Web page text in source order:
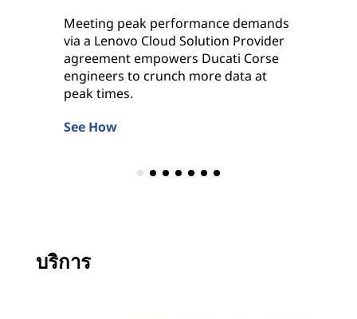
Meeting peak performance demands
via a Lenovo Cloud Solution Provider
agreement empowers Ducati Corse
engineers to crunch more data at
peak times.
See How
บริการ